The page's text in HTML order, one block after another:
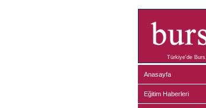
Türkiye'de
Anasayfa
Eğitim Haberleri